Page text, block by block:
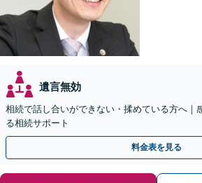
遺言無効
相続で話し合いができない・揉めている方へ｜
る相続サポート
料金表を見る